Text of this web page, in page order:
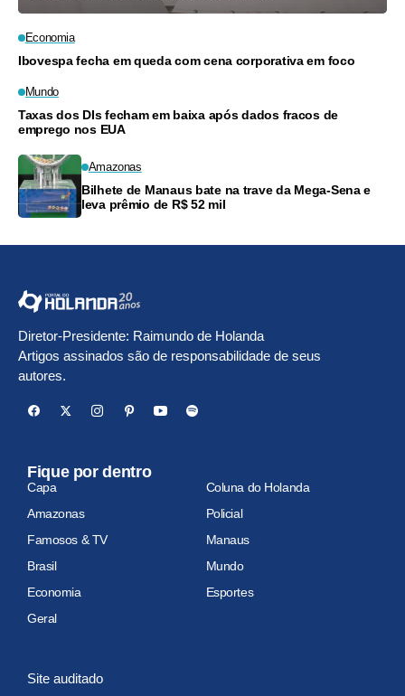
Economia
Ibovespa fecha em queda com cena corporativa em foco
Mundo
Taxas dos DIs fecham em baixa após dados fracos de
emprego nos EUA
Amazonas
Bilhete de Manaus bate na trave da Mega-Sena e
leva prêmio de R$ 52 mil
Diretor-Presidente: Raimundo de Holanda
Artigos assinados são de responsabilidade de seus
autores.
Fique por dentro
Capa
Coluna do Holanda
Amazonas
Policial
Famosos & TV
Manaus
Brasil
Mundo
Economia
Esportes
Geral
Site auditado